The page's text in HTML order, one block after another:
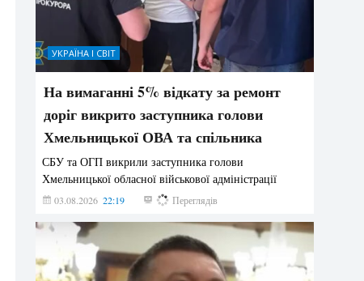
УКРАЇНА І СВІТ
На вимаганні 5% відкату за ремонт
доріг викрито заступника голови
Хмельницької ОВА та спільника
СБУ та ОГП викрили заступника голови
Хмельницької обласної військової адміністрації
03.08.2026 22:19 839 Переглядів